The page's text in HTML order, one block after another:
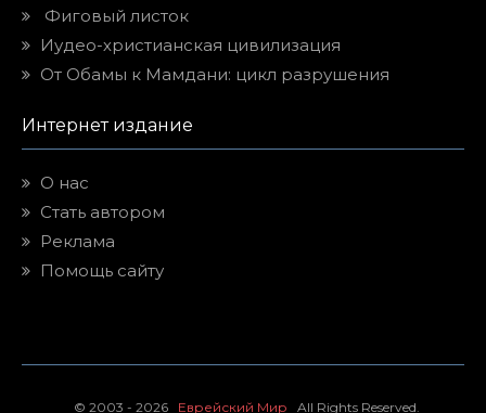
Фиговый листок
Иудео-христианская цивилизация
От Обамы к Мамдани: цикл разрушения
Интернет издание
О нас
Стать автором
Реклама
Помощь сайту
© 2003 - 2026 Еврейский Мир All Rights Reserved.